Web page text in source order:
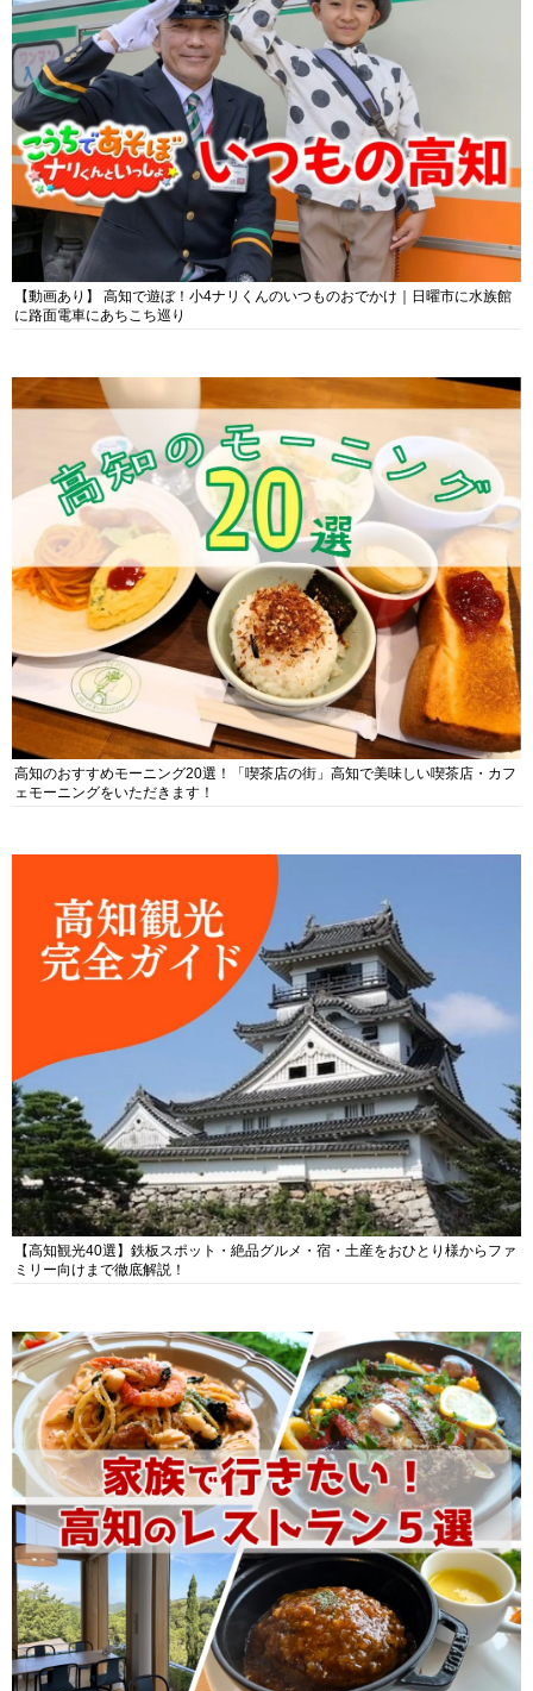
【動画あり】 高知で遊ぼ！小4ナリくんのいつものおでかけ｜日曜市に水族館
に路面電車にあちこち巡り
高知のおすすめモーニング20選！「喫茶店の街」高知で美味しい喫茶店・カフ
ェモーニングをいただきます！
【高知観光40選】鉄板スポット・絶品グルメ・宿・土産をおひとり様からファ
ミリー向けまで徹底解説！